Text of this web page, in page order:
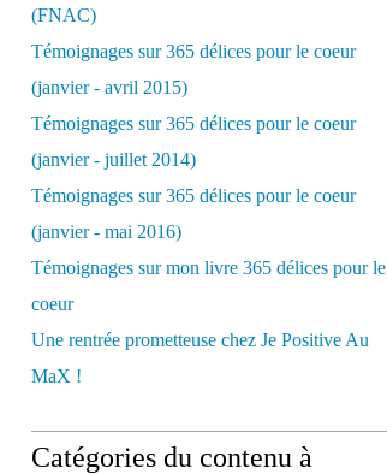
(FNAC)
Témoignages sur 365 délices pour le coeur
(janvier - avril 2015)
Témoignages sur 365 délices pour le coeur
(janvier - juillet 2014)
Témoignages sur 365 délices pour le coeur
(janvier - mai 2016)
Témoignages sur mon livre 365 délices pour le
coeur
Une rentrée prometteuse chez Je Positive Au
MaX !
Catégories du contenu à